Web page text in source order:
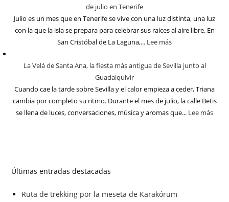
de julio en Tenerife
Julio es un mes que en Tenerife se vive con una luz distinta, una luz
con la que la isla se prepara para celebrar sus raíces al aire libre. En
San Cristóbal de La Laguna,... Lee más
La Velá de Santa Ana, la fiesta más antigua de Sevilla junto al
Guadalquivir
Cuando cae la tarde sobre Sevilla y el calor empieza a ceder, Triana
cambia por completo su ritmo. Durante el mes de julio, la calle Betis
se llena de luces, conversaciones, música y aromas que... Lee más
Últimas entradas destacadas
Ruta de trekking por la meseta de Karakórum